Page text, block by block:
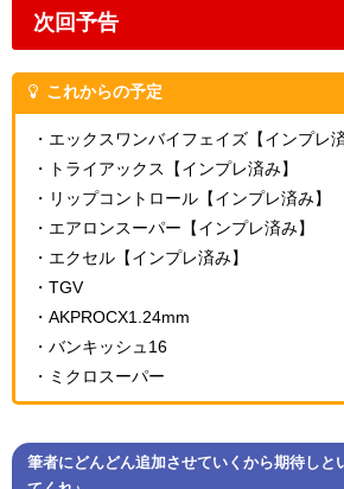
次回予告
これからの予定
・エックスワンバイフェイズ【インプレ済
・トライアックス【インプレ済み】
・リップコントロール【インプレ済み】
・エアロンスーパー【インプレ済み】
・エクセル【インプレ済み】
・TGV
・AKPROCX1.24mm
・バンキッシュ16
・ミクロスーパー
筆者にどんどん追加させていくから期待しと